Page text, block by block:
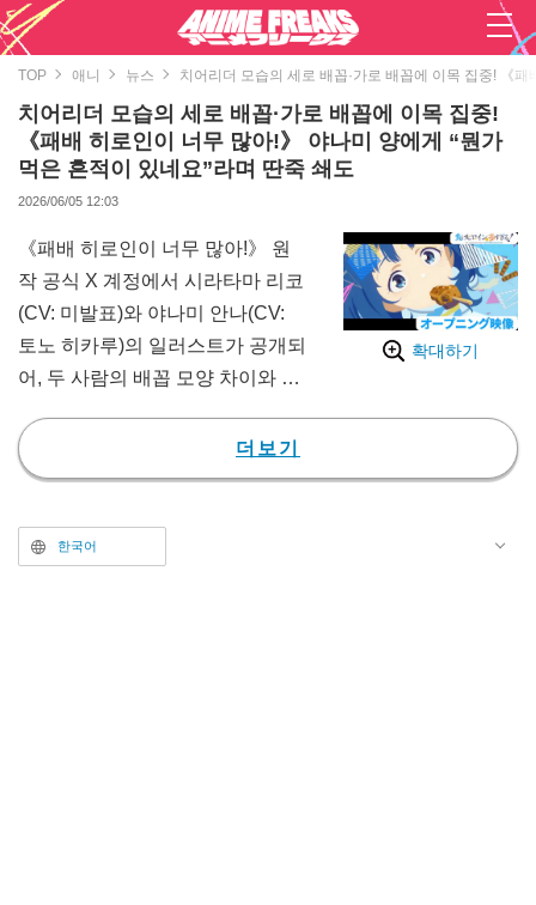
TOP 애니 뉴스 치어리더 모습의 세로 배꼽·가로 배꼽에 이목 집중! 《
치어리더 모습의 세로 배꼽·가로 배꼽에 이목 집중!
《패배 히로인이 너무 많아!》 야나미 양에게 “뭔가
먹은 흔적이 있네요”라며 딴죽 쇄도
2026/06/05 12:03
확대하기
《패배 히로인이 너무 많아!》 원
작 공식 X 계정에서 시라타마 리코
(CV: 미발표)와 야나미 안나(CV:
토노 히카루)의 일러스트가 공개되
어, 두 사람의 배꼽 모양 차이와 코
큰 화제를 모으고 있다.
공개된 이미지에서는 푸른색을 기
란색 응원 수술을 치켜든 야나미
와, 그 뒤에서 고양이 귀가 달린 갈
더보기
한국어